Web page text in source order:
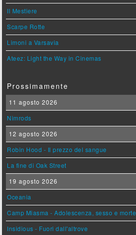
Il Mestiere
Scarpe Rotte
Limoni a Varsavia
Ateez: Light the Way in Cinemas
Prossimamente
11 agosto 2026
Nimrods
12 agosto 2026
Robin Hood - Il prezzo del sangue
La fine di Oak Street
19 agosto 2026
Oceania
Camp Miasma - Adolescenza, sesso e morte
Insidious - Fuori dall'altrove